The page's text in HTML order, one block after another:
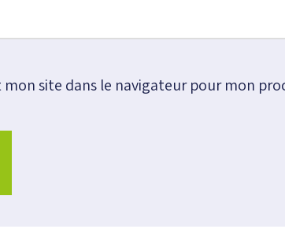
site dans le navigateur pour mon